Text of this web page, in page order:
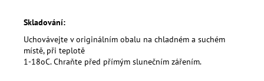
Skladování:
Uchovávejte v originálním obalu na chladném a suchém
místě, při teplotě
1-18oC. Chraňte před přímým slunečním zářením.